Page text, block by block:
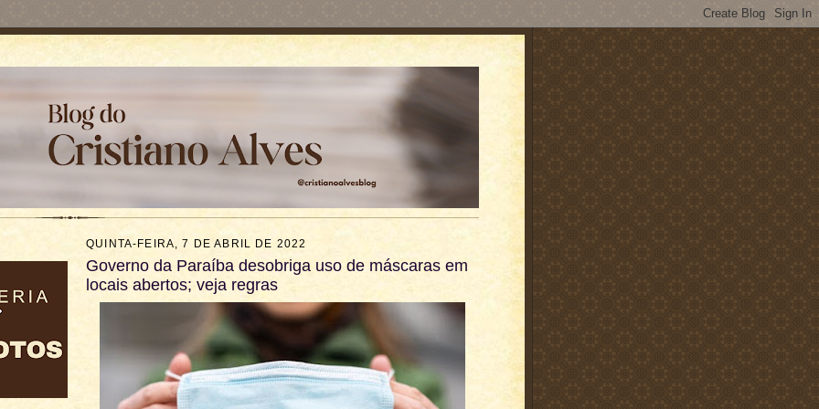
QUINTA-FEIRA, 7 DE ABRIL DE 2022
Governo da Paraíba desobriga uso de máscaras em
locais abertos; veja regras